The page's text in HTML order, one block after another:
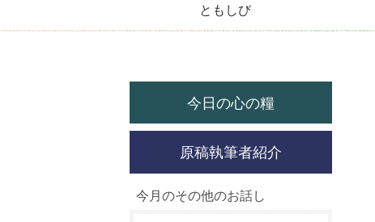
ともしび
今日の心の糧
原稿執筆者紹介
今月のその他のお話し